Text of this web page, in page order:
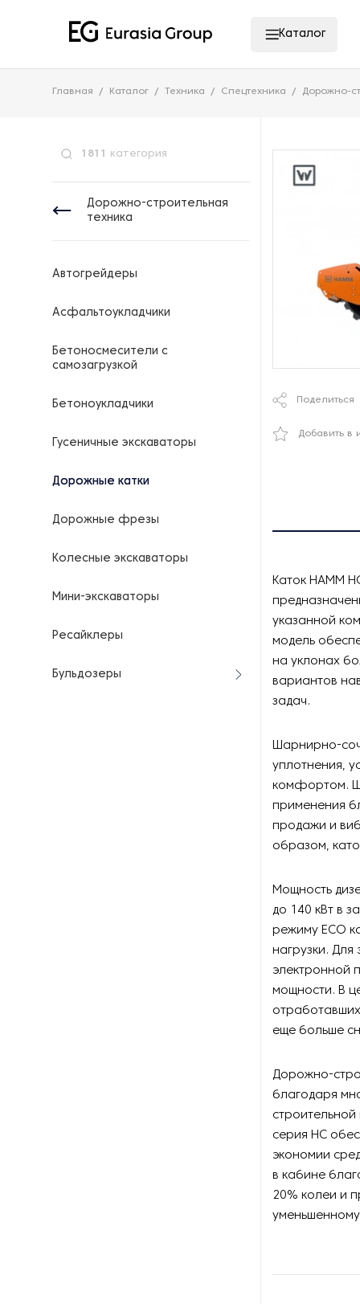
Каталог
Главная Каталог Техника Спецтехника Дорожно-
1811 категория
Дорожно-строительная
техника
Автогрейдеры
Асфальтоукладчики
Бетоносмесители с
самозагрузкой
Бетоноукладчики
Гусеничные экскаваторы
Дорожные катки
Дорожные фрезы
Колесные экскаваторы
Мини-экскаваторы
Ресайклеры
Бульдозеры
Поделиться
Добавить в
Каток HAMM
указанной
модель
на уклонах
вариантов
задач.
Шарнирно-
уплотнения,
комфортом.
применения
продажи и
образом,
Мощность
до 140 кВт в
режиму ECO
нагрузки. Для
электронной
мощности. В
еще больше
Дорожно-
благодаря
серия HC
экономии
в кабине
20% колеи и